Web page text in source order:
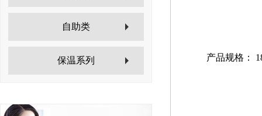
自助类
保温系列 产品规格：